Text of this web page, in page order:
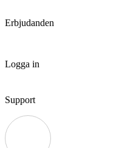
Erbjudanden
Logga in
Support